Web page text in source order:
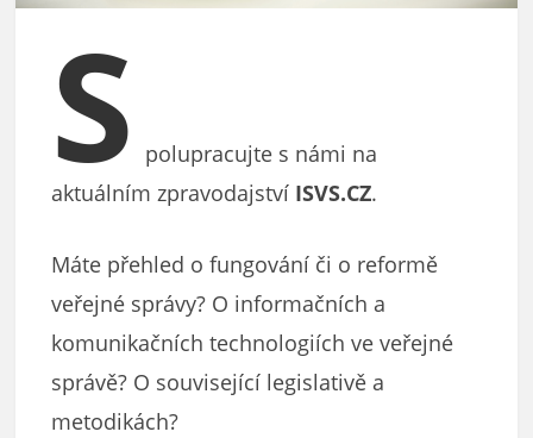
S
polupracujte s námi na
aktuálním zpravodajství ISVS.CZ.
Máte přehled o fungování či o reformě
veřejné správy? O informačních a
komunikačních technologiích ve veřejné
správě? O související legislativě a
metodikách?